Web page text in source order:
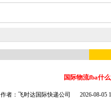
国际物流fba什
作者：飞时达国际快递公司 2026-08-05